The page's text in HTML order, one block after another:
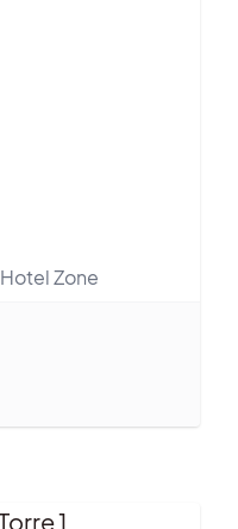
Hotel Zone